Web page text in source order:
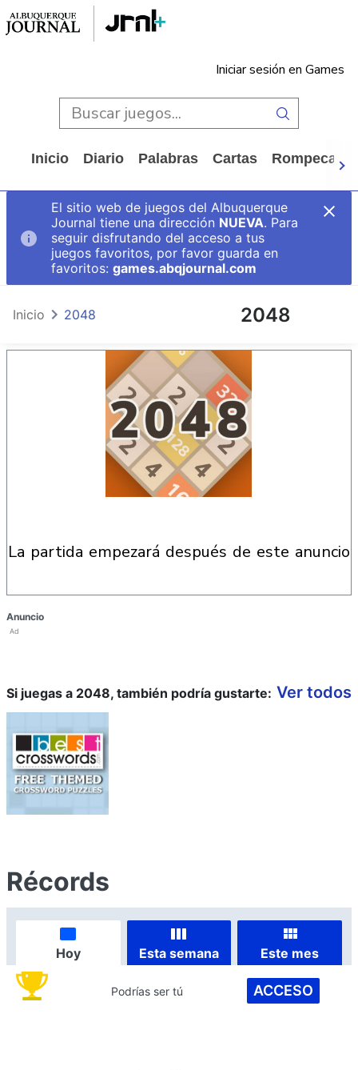
Iniciar sesión en Games
Inicio Diario Palabras Cartas
El sitio web de juegos del Albuquerque
Journal tiene una dirección NUEVA. Para
seguir disfrutando del acceso a tus
juegos favoritos, por favor guarda en
favoritos: games.abqjournal.com
2048
Inicio 2048
la partida empezará después de este anuncio
Anuncio
Ad
Si juegas a 2048, también podría gustarte: Ver todos
Récords
Hoy Esta semana Este mes
Podrías ser tú ACCESO